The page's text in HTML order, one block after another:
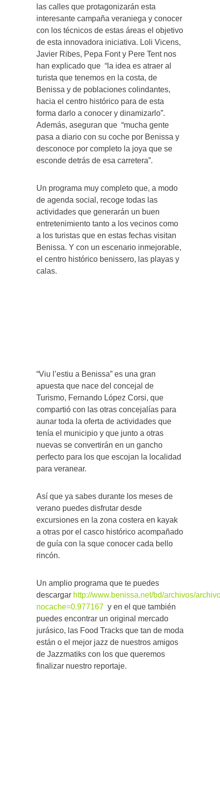
las calles que protagonizarán esta
interesante campaña veraniega y conocer
con los técnicos de estas áreas el objetivo
de esta innovadora iniciativa. Loli Vicens,
Javier Ribes, Pepa Font y Pere Tent nos
han explicado que “la idea es atraer al
turista que tenemos en la costa, de
Benissa y de poblaciones colindantes,
hacia el centro histórico para de esta
forma darlo a conocer y dinamizarlo”.
Además, aseguran que “mucha gente
pasa a diario con su coche por Benissa y
desconoce por completo la joya que se
esconde detrás de esa carretera”.
Un programa muy completo que, a modo
de agenda social, recoge todas las
actividades que generarán un buen
entretenimiento tanto a los vecinos como
a los turistas que en estas fechas visitan
Benissa. Y con un escenario inmejorable,
el centro histórico benissero, las playas y
calas.
“Viu l’estiu a Benissa” es una gran
apuesta que nace del concejal de
Turismo, Fernando López Corsi, que
compartió con las otras concejalías para
aunar toda la oferta de actividades que
tenía el municipio y que junto a otras
nuevas se convertirán en un gancho
perfecto para los que escojan la localidad
para veranear.
Así que ya sabes durante los meses de
verano puedes disfrutar desde
excursiones en la zona costera en kayak
a otras por el casco histórico acompañado
de guía con la sque conocer cada bello
rincón.
Un amplio programa que te puedes
descargar http://www.benissa.net/bd/archivos/
nocache=0.977167 y en el que también
puedes encontrar un original mercado
jurásico, las Food Tracks que tan de moda
están o el mejor jazz de nuestros amigos
de Jazzmatiks con los que queremos
finalizar nuestro reportaje.